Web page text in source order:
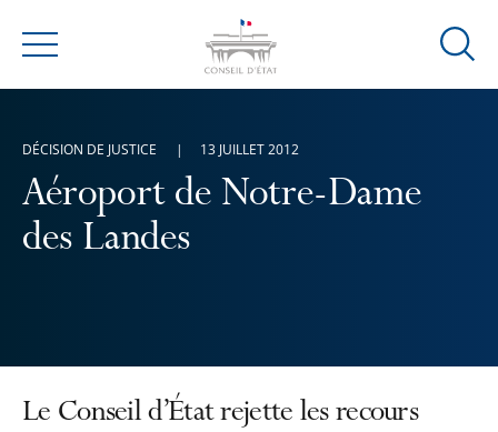
Menu
Ouvrir
Aéroport de Notre-Dame
des Landes
DÉCISION DE JUSTICE 13 JUILLET 2012
Le Conseil d’État rejette les recours